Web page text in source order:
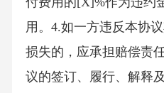
用。4.如一方违反本协
损失的，应承担赔偿责
议的签订、履行、解释